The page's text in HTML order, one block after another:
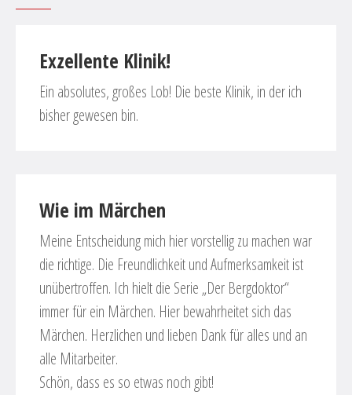
Exzellente Klinik!
Ein absolutes, großes Lob! Die beste Klinik, in der ich
bisher gewesen bin.
Wie im Märchen
Meine Entscheidung mich hier vorstellig zu machen war
die richtige. Die Freundlichkeit und Aufmerksamkeit ist
unübertroffen. Ich hielt die Serie „Der Bergdoktor“
immer für ein Märchen. Hier bewahrheitet sich das
Märchen. Herzlichen und lieben Dank für alles und an
alle Mitarbeiter.
Schön, dass es so etwas noch gibt!